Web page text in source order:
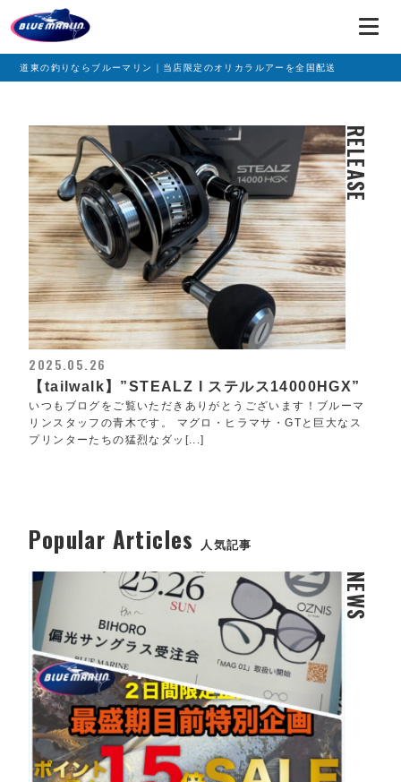
道東の釣りならブルーマリン｜当店限定のオリカラルアーを全国配送
RELEASE
2025.05.26
【tailwalk】”STEALZ l ステルス14000HGX”
いつもブログをご覧いただきありがとうございます！ブルーマ
リンスタッフの青木です。 マグロ・ヒラマサ・GTと巨大なス
プリンターたちの猛烈なダッ[...]
Popular Articles 人気記事
NEWS